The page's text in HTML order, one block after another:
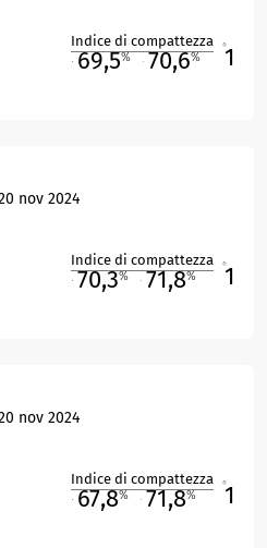
Indice di compattezza
69,5% 70,6% 1
nov 2024
Indice di compattezza
70,3% 71,8% 1
nov 2024
Indice di compattezza
67,8% 71,8% 1